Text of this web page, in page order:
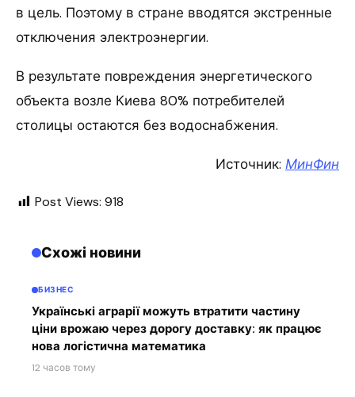
в цель. Поэтому в стране вводятся экстренные
отключения электроэнергии.
В результате повреждения энергетического
объекта возле Киева 80% потребителей
столицы остаются без водоснабжения.
Источник: МинФин
Post Views: 918
Схожі новини
БИЗНЕС
Українські аграрії можуть втратити частину
ціни врожаю через дорогу доставку: як працює
нова логістична математика
12 часов тому